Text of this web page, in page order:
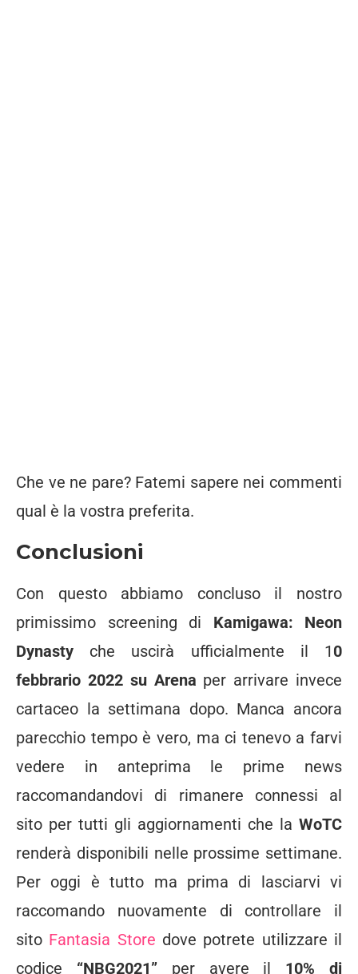
Che ve ne pare? Fatemi sapere nei commenti
qual è la vostra preferita.
Conclusioni
Con questo abbiamo concluso il nostro
primissimo screening di Kamigawa: Neon
Dynasty che uscirà ufficialmente il 10
febbrario 2022 su Arena per arrivare invece
cartaceo la settimana dopo. Manca ancora
parecchio tempo è vero, ma ci tenevo a farvi
vedere in anteprima le prime news
raccomandandovi di rimanere connessi al
sito per tutti gli aggiornamenti che la WoTC
renderà disponibili nelle prossime settimane.
Per oggi è tutto ma prima di lasciarvi vi
raccomando nuovamente di controllare il
sito Fantasia Store dove potrete utilizzare il
codice “NBG2021”per avere il 10% di